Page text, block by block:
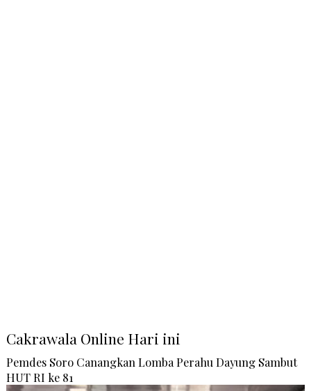
Cakrawala Online Hari ini
Pemdes Soro Canangkan Lomba Perahu Dayung Sambut
HUT RI ke 81